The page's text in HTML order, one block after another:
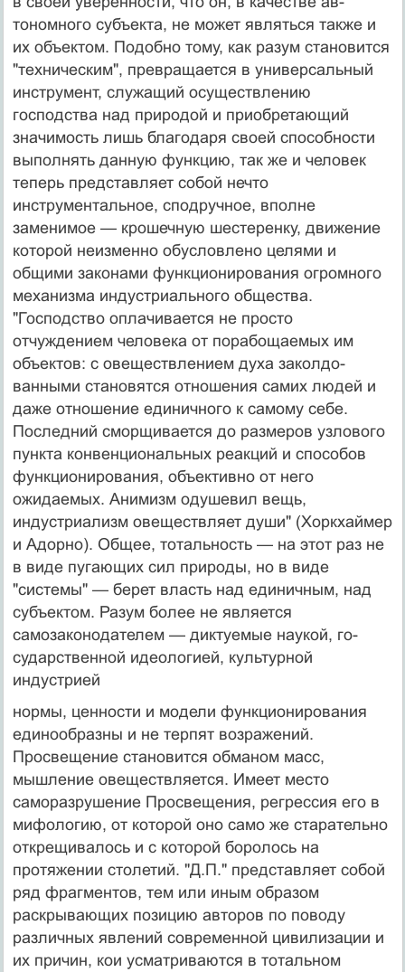
тономного субъекта, не может являться также и
их объ­ектом. Подобно тому, как разум становится
"техничес­ким", превращается в универсальный
инструмент, слу­жащий осуществлению
господства над природой и при­обретающий
значимость лишь благодаря своей способ­ности
выполнять данную функцию, так же и человек
теперь представляет собой нечто
инструментальное, сподручное, вполне
заменимое — крошечную шесте­ренку, движение
которой неизменно обусловлено целя­ми и
общими законами функционирования огромного
механизма индустриального общества.
"Господство оп­лачивается не просто
отчуждением человека от порабо­щаемых им
объектов: с овеществлением духа заколдо­
ванными становятся отношения самих людей и
даже отношение единичного к самому себе.
Последний сморщивается до размеров узлового
пункта конвенцио­нальных реакций и способов
функционирования, объ­ективно от него
ожидаемых. Анимизм одушевил вещь,
индустриализм овеществляет души" (Хоркхаймер
и Адорно). Общее, тотальность — на этот раз не
в виде пугающих сил природы, но в виде
"системы" — берет власть над единичным, над
субъектом. Разум более не является
самозаконодателем — диктуемые наукой, го­
сударственной идеологией, культурной
индустрией
нормы, ценности и модели функционирования
едино­образны и не терпят возражений.
Просвещение стано­вится обманом масс,
мышление овеществляется. Имеет место
саморазрушение Просвещения, регрессия его в
мифологию, от которой оно само же старательно
откре­щивалось и с которой боролось на
протяжении столе­тий. "Д.П." представляет собой
ряд фрагментов, тем или иным образом
раскрывающих позицию авторов по поводу
различных явлений современной цивилизации и
их причин, кои усматриваются в тотальном